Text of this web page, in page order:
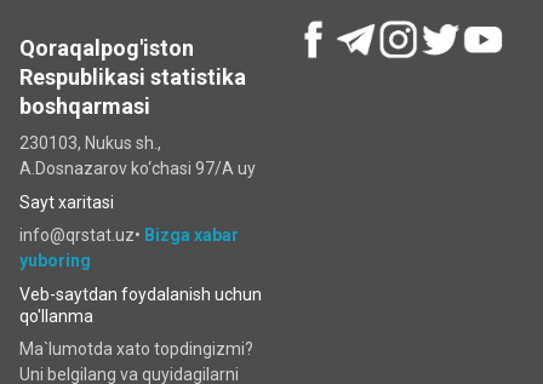
Qoraqalpog'iston
Respublikasi statistika
boshqarmasi
230103, Nukus sh.,
A.Dosnazarov ko‘chаsi 97/A uy
Sayt xaritasi
info@qrstat.uz• Bizga xabar
yuboring
Veb-saytdan foydalanish uchun
qo'llanma
Ma`lumotda xato topdingizmi?
Uni belgilang va quyidagilarni